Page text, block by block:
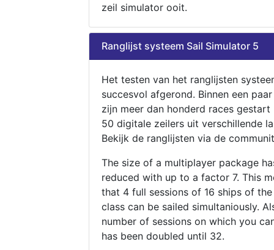
zeil simulator ooit.
Ranglijst systeem Sail Simulator 5
Het testen van het ranglijsten
succesvol afgerond. Binnen een
zijn meer dan honderd races gestart
50 digitale zeilers uit verschillende
Bekijk de ranglijsten via de
The size of a multiplayer package
reduced with up to a factor 7. This
that 4 full sessions of 16 ships of
class can be sailed simultaniously.
number of sessions on which you
has been doubled until 32.